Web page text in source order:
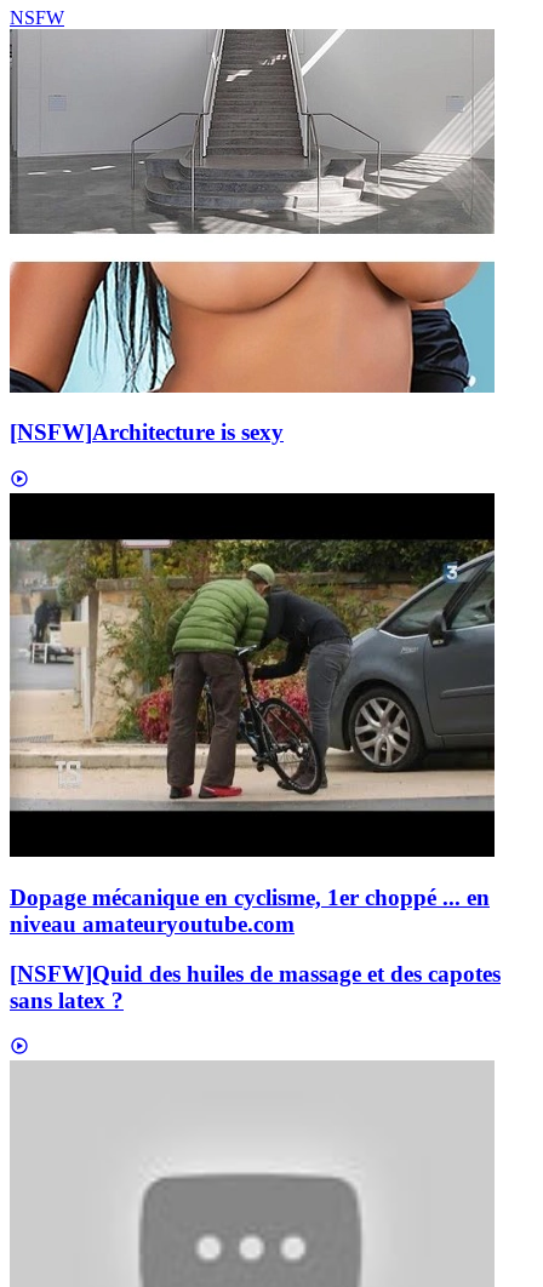
NSFW
[NSFW]Architecture is sexy
Dopage mécanique en cyclisme, 1er choppé ... en
niveau amateuryoutube.com
[NSFW]Quid des huiles de massage et des capotes
sans latex ?